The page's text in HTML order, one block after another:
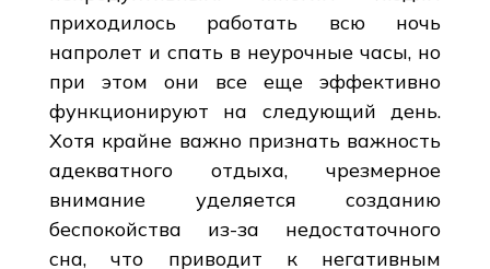
приходилось работать всю ночь
напролет и спать в неурочные часы, но
при этом они все еще эффективно
функционируют на следующий день.
Хотя крайне важно признать важность
адекватного отдыха, чрезмерное
внимание уделяется созданию
беспокойства из-за недостаточного
сна, что приводит к негативным